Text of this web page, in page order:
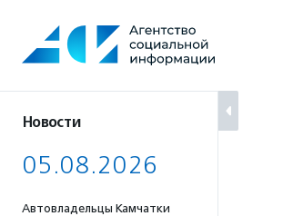
содержанию
Новости
05.08.2026
Автовладельцы Камчатки